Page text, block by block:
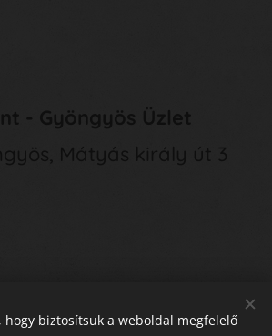
- Gyöngyös Üzlet
Mátyás király út 3
hogy biztosítsuk a weboldal megfelelő